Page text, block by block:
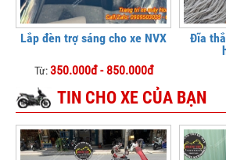
Lắp đèn trợ sáng cho xe NVX
Từ:350.000đ - 850.000đ
Đĩa
TIN CHO XE CỦA BẠN